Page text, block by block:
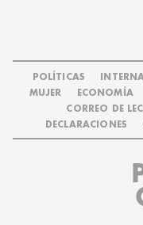
POLÍTICAS
MUJER
ECONOMÍA
CORREO DE
DECLARACIONES